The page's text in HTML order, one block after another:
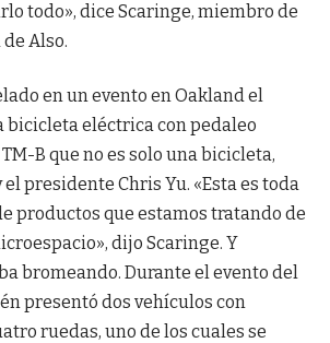
todo», dice Scaringe, miembro de
Also.
en un evento en Oakland el
bicicleta eléctrica con pedaleo
B que no es solo una bicicleta,
presidente Chris Yu. «Esta es toda
productos que estamos tratando de
dijo Scaringe. Y
bromeando. Durante el evento del
presentó dos vehículos con
ruedas, uno de los cuales se